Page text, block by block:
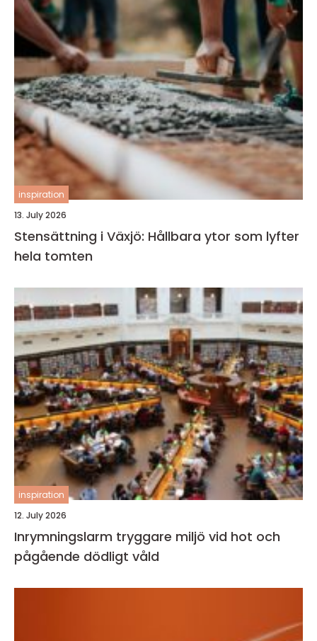
inspiration
13. July 2026
Stensättning i Växjö: Hållbara ytor som lyfter
hela tomten
inspiration
12. July 2026
Inrymningslarm tryggare miljö vid hot och
pågående dödligt våld